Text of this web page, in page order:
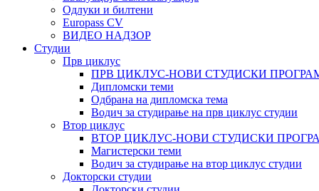
Одлуки и билтени
Europass CV
ВИДЕО НАДЗОР
Студии
Прв циклус
ПРВ ЦИКЛУС-НОВИ СТУДИСКИ
Дипломски теми
Одбрана на дипломска тема
Водич за студирање на прв циклус студии
Втор циклус
ВТОР ЦИКЛУС-НОВИ СТУДИСКИ
Магистерски теми
Водич за студирање на втор циклус студии
Докторски студии